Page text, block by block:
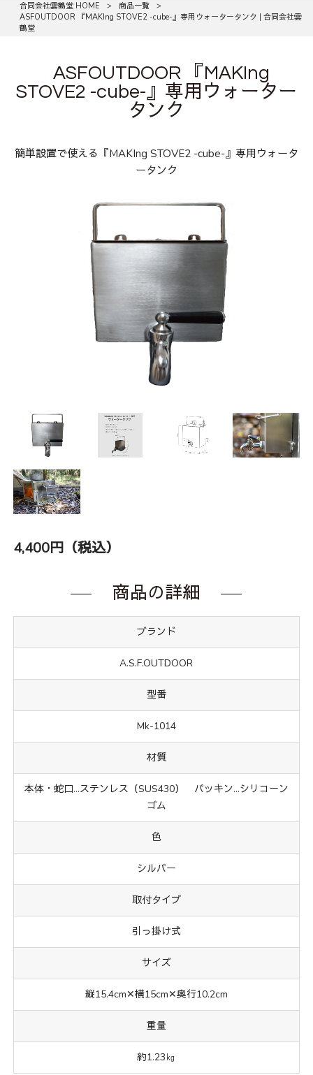
合同会社雲鶴堂 HOME > 商品一覧
>
ASFOUTDOOR 『MAKIng STOVE2 -cube-』専用ウォータータンク | 合同会社雲
鶴堂
ASFOUTDOOR 『MAKIng
STOVE2 -cube-』専用ウォーター
タンク
簡単設置で使える『MAKIng STOVE2 -cube-』専用ウォータ
ータンク
4,400円（税込）
商品の詳細
ブランド
A.S.F.OUTDOOR
型番
Mk-1014
材質
本体・蛇口…ステンレス（SUS430） パッキン…シリコーン
ゴム
色
シルバー
取付タイプ
引っ掛け式
サイズ
縦15.4cm✕横15cm✕奥行10.2cm
重量
約1.23㎏